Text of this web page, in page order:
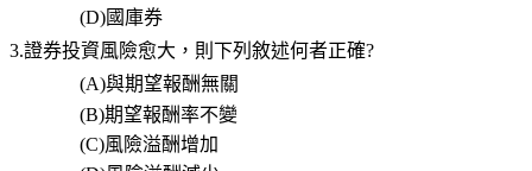
(D)國庫券
3.證券投資風險愈大，則下列敘述何者正確?
(A)與期望報酬無關
(B)期望報酬率不變
(C)風險溢酬增加